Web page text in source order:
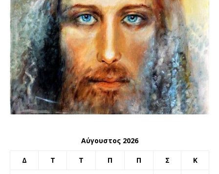
Αύγουστος 2026
Δ Τ Τ Π Π Σ Κ